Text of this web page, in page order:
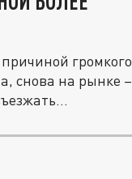
громкого
снова на рынке –